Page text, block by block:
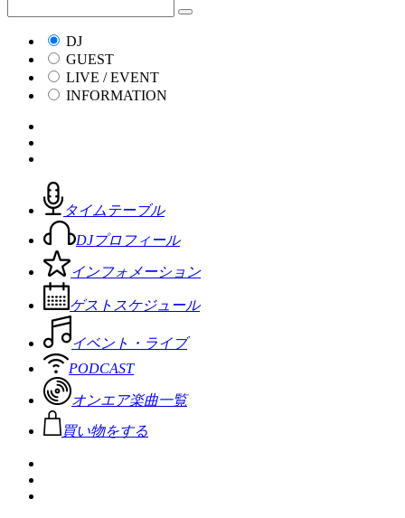
DJ
GUEST
LIVE / EVENT
INFORMATION
タイムテーブル
DJプロフィール
インフォメーション
ゲストスケジュール
イベント・ライブ
PODCAST
オンエア楽曲一覧
買い物をする